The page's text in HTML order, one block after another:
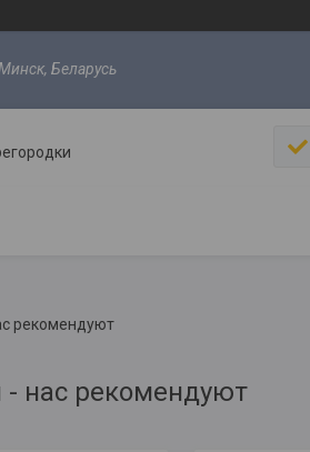
Беларусь
рекомендуют
- нас рекомендуют